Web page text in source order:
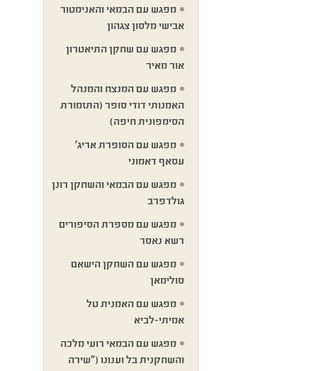
מפגש עם הבמאי והאנימטור
אבישי מלסון צגהון
מפגש עם שחקן התיאטרון
אור מאיר
מפגש עם המנצח והמנהל
האמנותי דודי סופר (התזמורת
הסימפונית חיפה)
מפגש עם הסופרת אריג'
עסאף דאמוני
מפגש עם הבמאי והשחקן רונן
גולדפרב
מפגש עם מספרת הסיפורים
רשא נאסר
מפגש עם השחקן הישאם
סולימאן
מפגש עם האמנית טל
אמיתי-לביא
מפגש עם הבמאי רועי מלכה
והשחקנית בל וענונו ("שירה